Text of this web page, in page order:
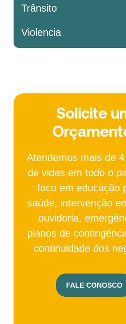
Trânsito
Violencia
Solicite
Atendemos mais de
de vidas em todo o
foco em educação
saúde, intervenção
ouvidoria,
planos de
continuidade dos
FALE CONOSCO